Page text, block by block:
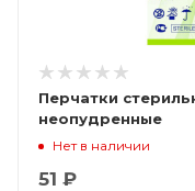
Перчатки
неопудренные
Нет в наличии
51 ₽